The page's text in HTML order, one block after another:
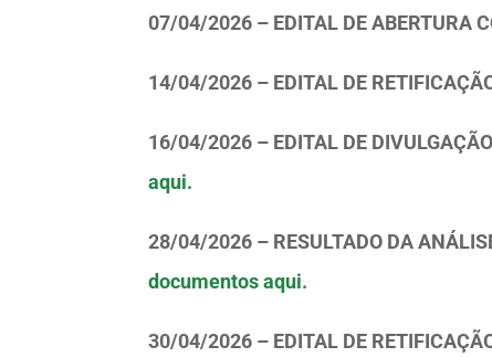
07/04/2026 – EDITAL DE ABERTURA
14/04/2026 – EDITAL DE
16/04/2026 – EDITAL DE
aqui.
28/04/2026 – RESULTADO DA
documentos aqui.
30/04/2026 – EDITAL DE